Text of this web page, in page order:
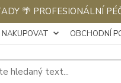
🌴 PROFESIONÁLNÍ
NAKUPOVAT OBCHODNÍ